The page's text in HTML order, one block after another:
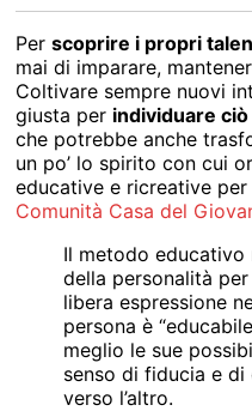
Perscoprire i propri
mai di imparare,
Coltivare sempre nuovi
giusta per individuare
che potrebbe anche
un po’ lo spirito con cui
educative e ricreative
Comunità Casa del
Il metodo educativo
della personalità
libera espressione
persona è
meglio le sue
senso di fiducia e
verso l’altro.